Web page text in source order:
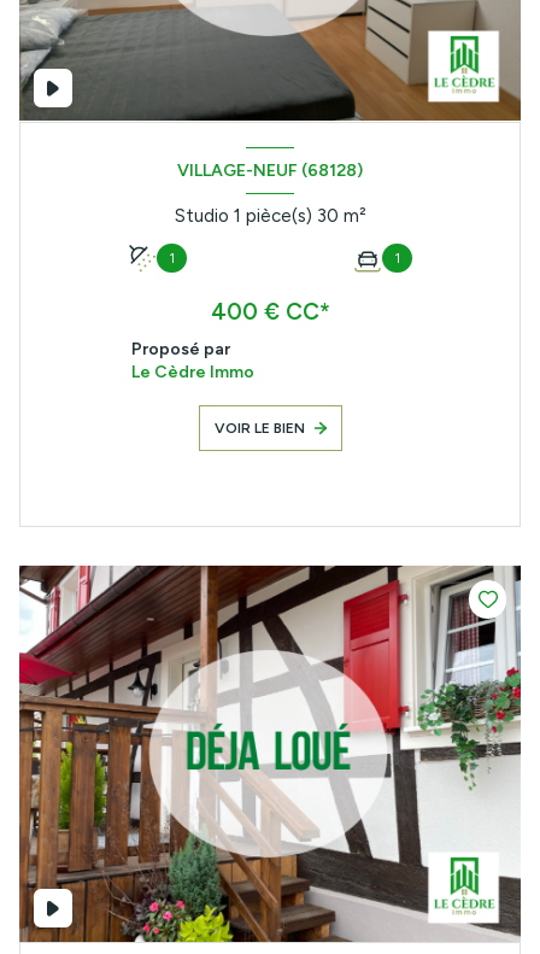
VILLAGE-NEUF (68128)
Studio 1 pièce(s) 30 m²
1 1
400 € CC*
Proposé par
Le Cèdre Immo
VOIR LE BIEN